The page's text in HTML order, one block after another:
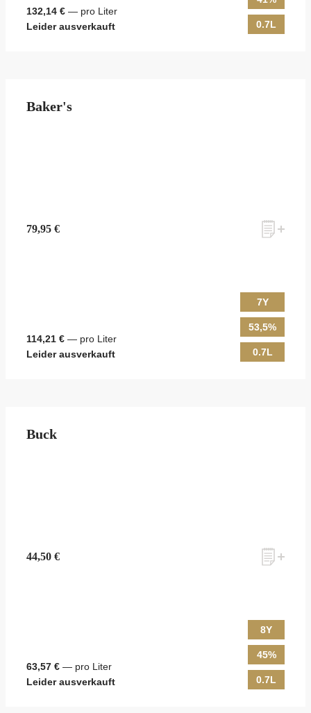
132,14 € — pro Liter
Leider ausverkauft
0.7L
Baker's
79,95 €
114,21 € — pro Liter
Leider ausverkauft
7Y
53,5%
0.7L
Buck
44,50 €
63,57 € — pro Liter
Leider ausverkauft
8Y
45%
0.7L